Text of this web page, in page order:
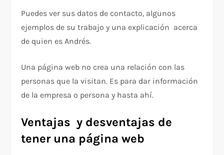
Puedes ver sus datos de contacto, algunos
ejemplos de su trabajo y una explicación acerca
de quien es Andrés.
Una página web no crea una relación con las
personas que la visitan. Es para dar información
de la empresa o persona y hasta ahí.
Ventajas y desventajas de
tener una página web